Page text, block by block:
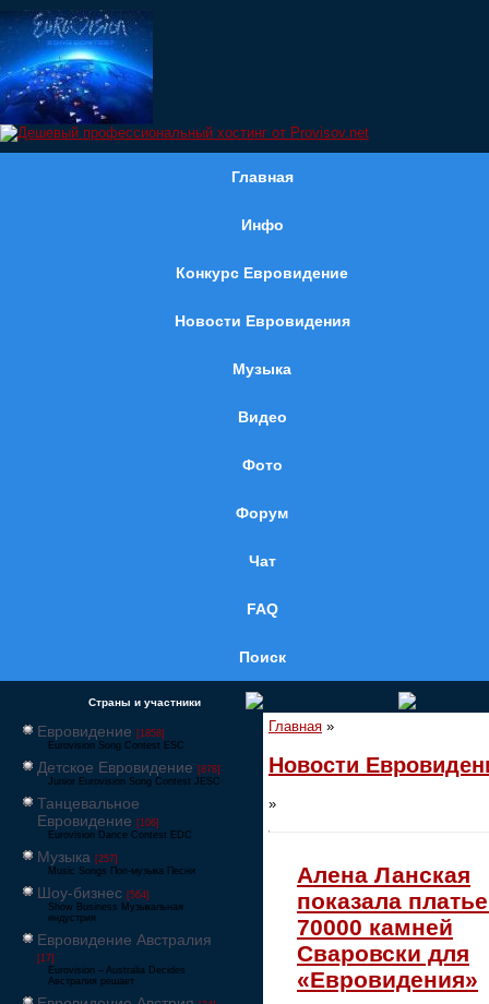
Главная
Инфо
Конкурс Евровидение
Новости Евровидения
Музыка
Видео
Фото
Форум
Чат
FAQ
Поиск
Страны и участники
Евровидение [1858]
Eurovision Song Contest ESC
Детское Евровидение [878]
Junior Eurovision Song Contest JESC
Танцевальное
Евровидение [106]
Eurovision Dance Contest EDC
Музыка [257]
Music Songs Поп-музыка Песни
Шоу-бизнес [564]
Show Business Музыкальная
индустрия
Евровидение Австралия
[17]
Eurovision – Australia Decides
Австралия решает
Главная »
Новости
»
Алена Ланская
показала
70000 камней
Сваровски для
«Евровидения»